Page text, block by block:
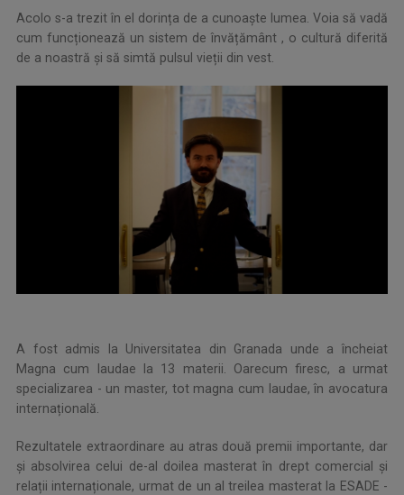
Acolo s-a trezit în el dorința de a cunoaște lumea. Voia să vadă
cum funcționează un sistem de învățământ , o cultură diferită
de a noastră și să simtă pulsul vieții din vest.
A fost admis la Universitatea din Granada unde a încheiat
Magna cum laudae la 13 materii. Oarecum firesc, a urmat
specializarea - un master, tot magna cum laudae, în avocatura
internațională.
Rezultatele extraordinare au atras două premii importante, dar
și absolvirea celui de-al doilea masterat în drept comercial și
relații internaționale, urmat de un al treilea masterat la ESADE -